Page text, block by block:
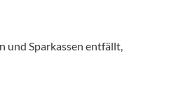
und Sparkassen entfällt,